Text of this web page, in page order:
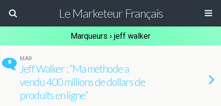
Le Marketeur Français
Marqueurs › jeff walker
8
MAR
Jeff Walker : “Ma méthode a
vendu 400 millions de dollars de
produits en ligne”